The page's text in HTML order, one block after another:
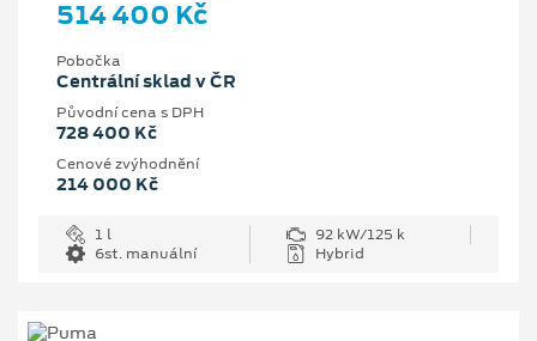
514 400 Kč
Pobočka
Centrální sklad v ČR
Původní cena s DPH
728 400 Kč
Cenové zvýhodnění
214 000 Kč
1 l
92 kW/125 k
6st. manuální
Hybrid